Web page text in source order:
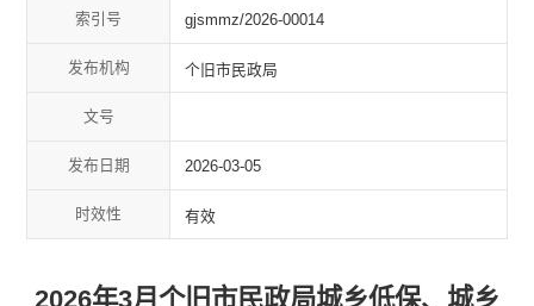
索引号 gjsmmz/2026-00014
发布机构 个旧市民政局
文号
发布日期 2026-03-05
时效性 有效
2026年3月个旧市民政局城乡低保、城乡